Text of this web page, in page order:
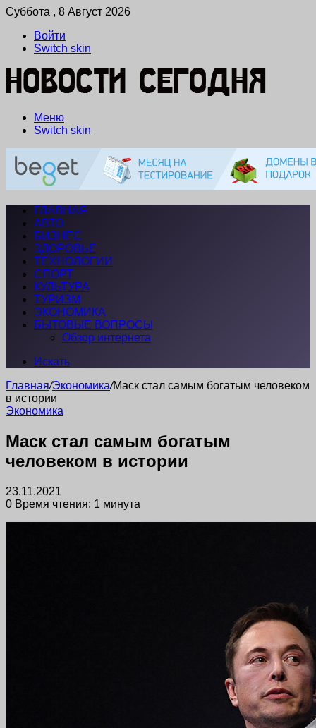
Суббота , 8 Август 2026
Войти
Switch skin
Меню
Switch skin
ГЛАВНАЯ
АВТО
БИЗНЕС
ЗДОРОВЬЕ
ТЕХНОЛОГИИ
СПОРТ
КУЛЬТУРА
ТУРИЗМ
ЭКОНОМИКА
БЫТОВЫЕ ВОПРОСЫ
Обзор интернета
Искать
Главная/Экономика/Маск стал самым богатым человеком
в истории
Экономика
Маск стал самым богатым
человеком в истории
23.11.2021
0 Время чтения: 1 минута